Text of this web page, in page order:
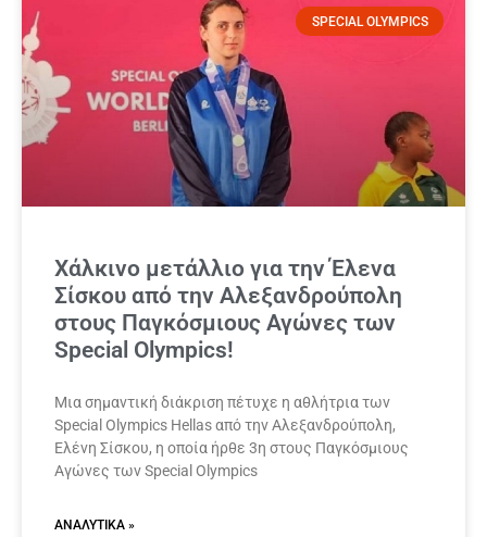
SPECIAL OLYMPICS
Χάλκινο μετάλλιο για την Έλενα
Σίσκου από την Αλεξανδρούπολη
στους Παγκόσμιους Αγώνες των
Special Olympics!
Μια σημαντική διάκριση πέτυχε η αθλήτρια των
Special Olympics Hellas από την Αλεξανδρούπολη,
Ελένη Σίσκου, η οποία ήρθε 3η στους Παγκόσμιους
Αγώνες των Special Olympics
ΑΝΑΛΥΤΙΚΆ »